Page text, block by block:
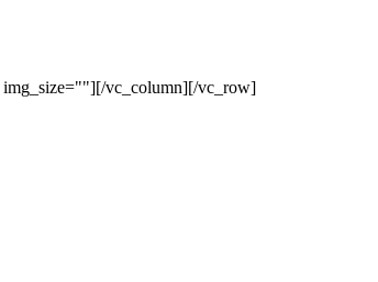
img_size=""][/vc_column][/vc_row]